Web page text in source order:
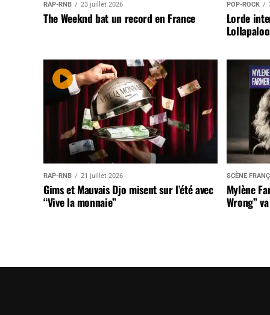
RAP-RNB 23 juillet 2026
The Weeknd bat un record en France
POP-ROCK
Lorde
RAP-RNB 21 juillet 2026
Gims et Mauvais Djo misent sur l’été avec
“Vive la monnaie”
SCÈNE
Mylène
Wrong”